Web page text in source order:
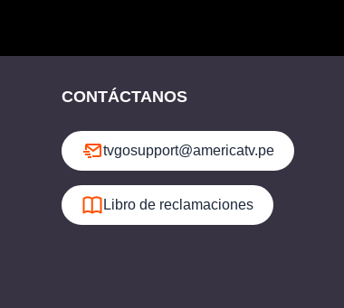
CONTÁCTANOS
tvgosupport@americatv.pe
Libro de reclamaciones